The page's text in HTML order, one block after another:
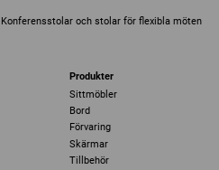
Konferensstolar och stolar för flexibla möten
Produkter
Sittmöbler
Bord
Förvaring
Skärmar
Tillbehör